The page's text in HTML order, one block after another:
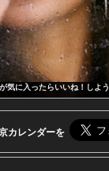
気に入ったらいいね！しよう
カレンダーを